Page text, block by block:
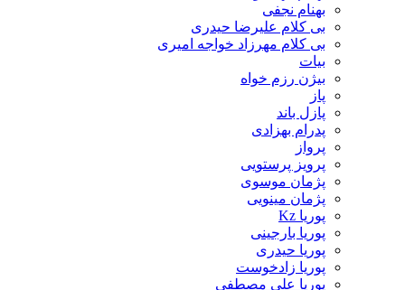
بهنام نجفی
بی کلام علیرضا حیدری
بی کلام مهرزاد خواجه امیری
بیات
بیژن رزم خواه
پاز
پازل باند
پدرام بهزادی
پرواز
پرویز پرستویی
پژمان موسوی
پژمان مینویی
پوریا Kz
پوریا بارجینی
پوریا حیدری
پوریا زادخوست
پوریا علی مصطفی